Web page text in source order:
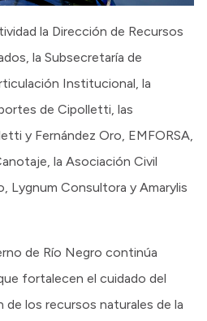
la Dirección de Recursos
la Subsecretaría de
Institucional, la
de Cipolletti, las
y Fernández Oro, EMFORSA,
la Asociación Civil
Lygnum Consultora y Amarylis
de Río Negro continúa
fortalecen el cuidado del
de los recursos naturales de la